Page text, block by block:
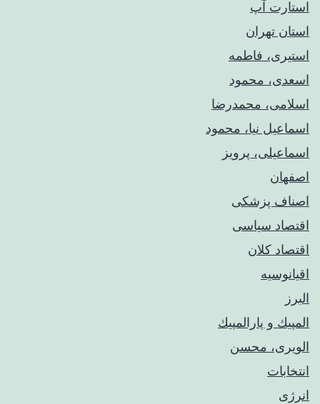
استارت آپ
استان تهران
استیری، فاطمه
اسعدی، محمود
اسلامی، محمدرضا
اسماعیل نیا، محمود
اسماعیلی، پرویز
اصفهان
اصناف پزشکی
اقتصاد سیاسی
اقتصاد کلان
اقیانوسیه
البرز
المپيك و پارالمپيك
الویری، محسن
انتخابات
انرژی